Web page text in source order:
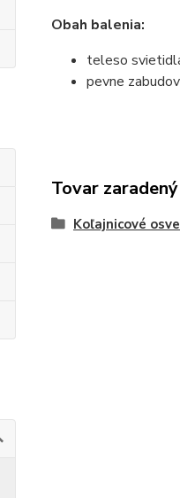
Obah balenia:
teleso
pevne
Tovar
Koľajnicové